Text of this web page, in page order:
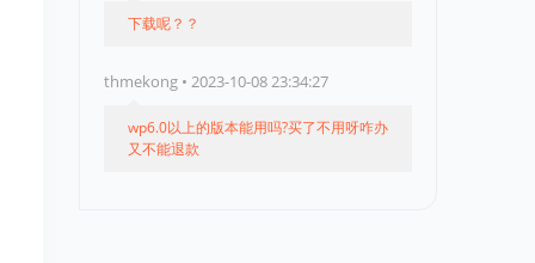
下载呢？？
thmekong • 2023-10-08 23:34:27
wp6.0以上的版本能用吗?买了不用呀咋办
又不能退款